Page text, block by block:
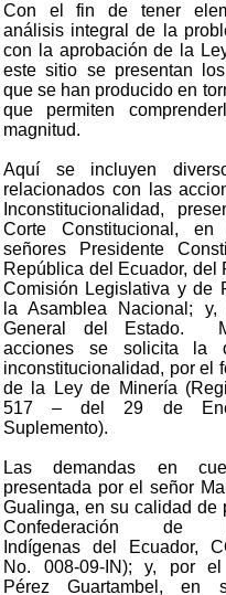
Con el fin de tener
análisis integral de la
con la aprobación de la
este sitio se presentan
que se han producido en
que permiten
magnitud.
Aquí se incluyen
relacionados con las
Inconstitucionalidad,
Corte Constitucional,
señores Presidente
República del Ecuador, del
Comisión Legislativa y de
la Asamblea Nacional; y,
General del Estado.
acciones se solicita la
inconstitucionalidad, por el
de la Ley de Minería
517 – del 29 de
Suplemento).
Las demandas en
presentada por el señor
Gualinga, en su calidad de
Confederación de
Indígenas del Ecuador,
No. 008-09-IN); y, por
Pérez Guartambel, en